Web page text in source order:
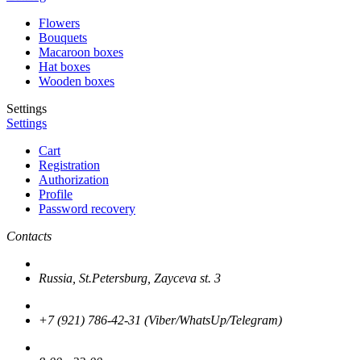
Flowers
Bouquets
Macaroon boxes
Hat boxes
Wooden boxes
Settings
Settings
Cart
Registration
Authorization
Profile
Password recovery
Contacts
Russia, St.Petersburg, Zayceva st. 3
+7 (921) 786-42-31 (Viber/WhatsUp/Telegram)